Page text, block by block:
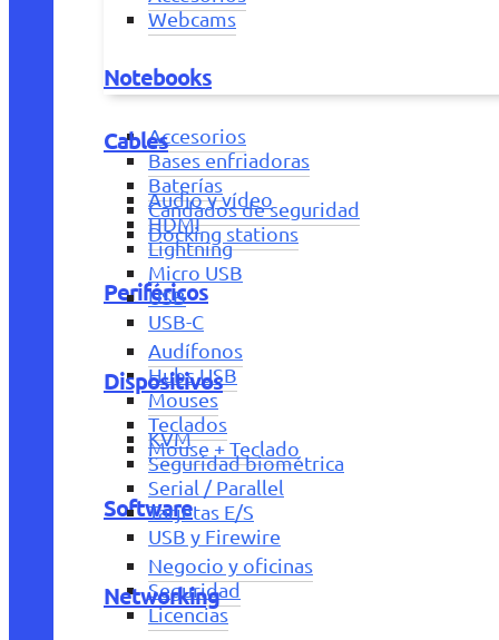
Webcams
Notebooks
Accesorios
Bases enfriadoras
Baterías
Candados de seguridad
Docking stations
Periféricos
Audífonos
Hubs USB
Mouses
Teclados
Mouse + Teclado
Software
Negocio y oficinas
Seguridad
Licencias
Cables
Audio y vídeo
HDMI
Lightning
Micro USB
USB
USB-C
Dispositivos
KVM
Seguridad biométrica
Serial / Parallel
Tarjetas E/S
USB y Firewire
Networking